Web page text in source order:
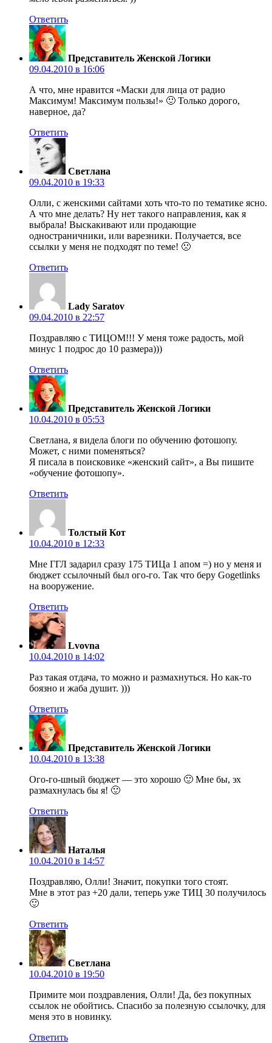
Ответить
Представитель Женской Логики
09.04.2010 в 16:06
А что, мне нравится «Маски для лица от радио
Максимум! Максимум пользы!» 🙂 Только дорого,
наверное, да?
Ответить
Светлана
09.04.2010 в 19:33
Олли, с женскими сайтами хоть что-то по тематике ясно.
А что мне делать? Ну нет такого направления, как я
выбрала! Выскакивают или продающие
одностраничники, или варезники. Получается, все
ссылки у меня не подходят по теме! 🙁
Ответить
Lady Saratov
09.04.2010 в 22:57
Поздравляю с ТИЦОМ!!! У меня тоже радость, мой
минус 1 подрос до 10 размера)))
Ответить
Представитель Женской Логики
10.04.2010 в 05:53
Светлана, я видела блоги по обучению фотошопу.
Может, с ними поменяться?
Я писала в поисковике «женский сайт», а Вы пишите
«обучение фотошопу».
Ответить
Толстый Кот
10.04.2010 в 12:33
Мне ГГЛ задарил сразу 175 ТИЦа 1 апом =) но у меня и
бюджет ссылочный был ого-го. Так что беру Gogetlinks
на вооружение.
Ответить
Lvovna
10.04.2010 в 14:02
Раз такая отдача, то можно и размахнуться. Но как-то
боязно и жаба душит. )))
Ответить
Представитель Женской Логики
10.04.2010 в 13:38
Ого-го-шный бюджет — это хорошо 🙂 Мне бы, эх
размахнулась бы я! 🙂
Ответить
Наталья
10.04.2010 в 14:57
Поздравляю, Олли! Значит, покупки того стоят.
Мне в этот раз +20 дали, теперь уже ТИЦ 30 получилось
🙂
Ответить
Светлана
10.04.2010 в 19:50
Примите мои поздравления, Олли! Да, без покупных
ссылок не обойтись. Спасибо за полезную ссылочку, для
меня это в новинку.
Ответить